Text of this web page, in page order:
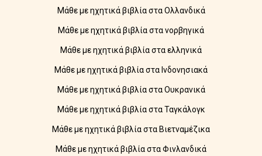
Μάθε με ηχητικά βιβλία στα Ολλανδικά
Μάθε με ηχητικά βιβλία στα νορβηγικά
Μάθε με ηχητικά βιβλία στα ελληνικά
Μάθε με ηχητικά βιβλία στα Ινδονησιακά
Μάθε με ηχητικά βιβλία στα Ουκρανικά
Μάθε με ηχητικά βιβλία στα Ταγκάλογκ
Μάθε με ηχητικά βιβλία στα Βιετναμέζικα
Μάθε με ηχητικά βιβλία στα Φινλανδικά